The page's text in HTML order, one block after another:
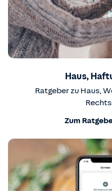
Haus,
Ratgeber zu Haus,
Zum